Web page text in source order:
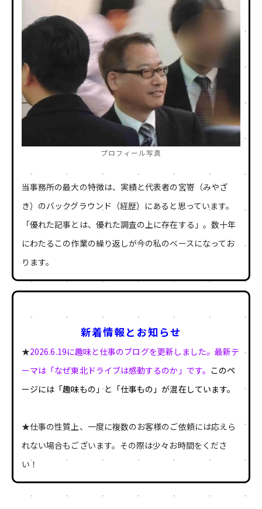
プロフィール写真
当事務所の最大の特徴は、実績と代表者の宮嵜（みやざ
き）のバックグラウンド（経歴）にあると思っています。
「優れた記事とは、優れた調査の上に存在する」。数十年
にわたるこの作業の繰り返しが今の私のベースになってお
ります。
新着情報とお知らせ
★2026.6.19に趣味と仕事のブログを更新しました。最新テ
ーマは「なぜ東北ドライブは感動するのか」です。 このペ
ージには「趣味もの」と「仕事もの」が混在しています。
★仕事の性質上、一度に複数のお客様のご依頼には応えら
れない場合もございます。その際は少々お時間をくださ
い！